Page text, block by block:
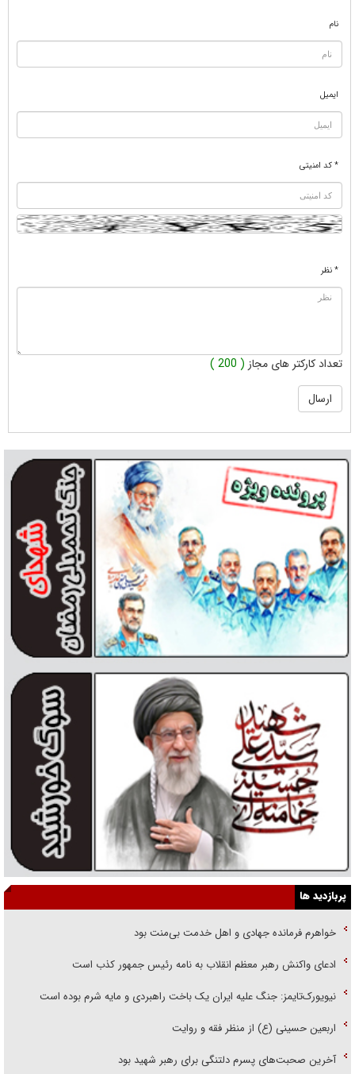
نام
ایمیل
* کد امنیتی
* نظر
تعداد کارکتر های مجاز ( 200 )
پربازدید ها
خواهرم فرمانده جهادی و اهل خدمت بی‌منت بود
ادعای واکنش رهبر معظم انقلاب به نامه رئیس جمهور کذب است
نیویورک‌تایمز: جنگ علیه ایران یک باخت راهبردی و مایه شرم بوده است
اربعین حسینی (ع) از منظر فقه و روایت
آخرین صحبت‌های پسرم دلتنگی برای رهبر شهید بود